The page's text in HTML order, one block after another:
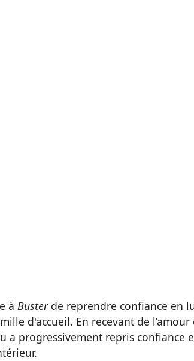
à Busterde reprendre confiance en
d'accueil. En recevant de
a progressivement repris confiance